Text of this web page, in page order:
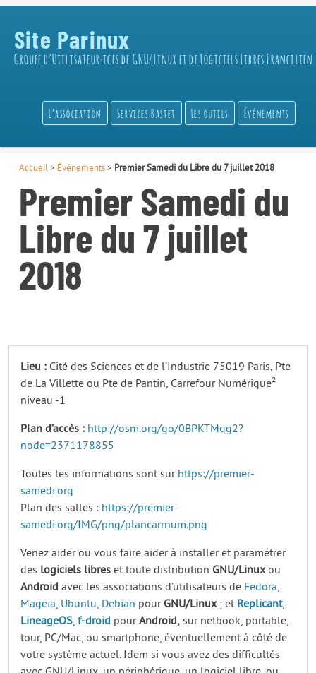
Site Parinux
Groupe d’Utilisateur·ices de GNU/Linux et de Logiciels Libres Francilien
L’association Services Bastet Les outils Événements
Accueil > Événements> Premier Samedi du Libre du 7 juillet 2018
Premier Samedi du
Libre du 7 juillet
2018
Lieu : Cité des Sciences et de l’Industrie 75019 Paris, Pte
de La Villette ou Pte de Pantin, Carrefour Numérique²
niveau -1
Plan d’accès : http://osm.org/go/0BPKTMqg2?
node=2371178855
Toutes les informations sont sur https://premier-
samedi.org
Plan des salles : https://premier-
samedi.org/IMG/png/plancarrnum.png
Venez aider ou vous faire aider à installer et paramétrer
des logiciels libres et toute distribution GNU/Linuxou
Android avec les associations d’utilisateurs de Fedora,
Mageia, Ubuntu, Debian pour GNU/Linux; et Replicant,
LineageOS, f-droid pourAndroid, sur netbook, portable,
tour, PC/Mac, ou smartphone, éventuellement à côté de
votre système actuel. Idem si vous avez des difficultés